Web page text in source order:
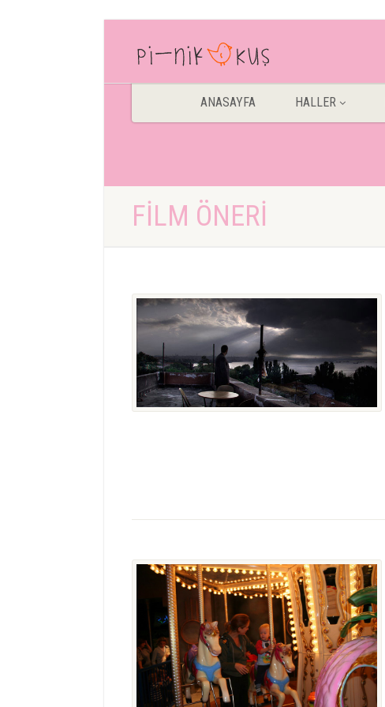
ANASAYFA HALLER
FILM ÖNERI